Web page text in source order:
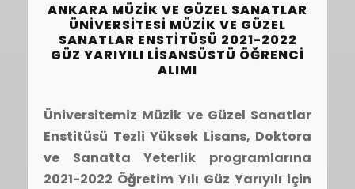
ANKARA MÜZIK VE GÜZEL SANATLAR
ÜNIVERSITESI MÜZIK VE GÜZEL
SANATLAR ENSTITÜSÜ 2021-2022
GÜZ YARIYILI LISANSÜSTÜ ÖĞRENCI
ALIMI
Üniversitemiz Müzik ve Güzel Sanatlar
Enstitüsü Tezli Yüksek Lisans, Doktora
ve Sanatta Yeterlik programlarına
2021-2022 Öğretim Yılı Güz Yarıyılı için